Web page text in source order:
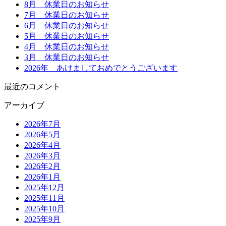
8月 休業日のお知らせ
7月 休業日のお知らせ
6月 休業日のお知らせ
5月 休業日のお知らせ
4月 休業日のお知らせ
3月 休業日のお知らせ
2026年 あけましておめでとうございます
最近のコメント
アーカイブ
2026年7月
2026年5月
2026年4月
2026年3月
2026年2月
2026年1月
2025年12月
2025年11月
2025年10月
2025年9月